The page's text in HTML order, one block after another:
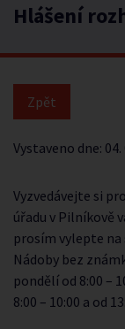
Hlášení
Vystaveno dne: 04.
Vyzvedávejte si
úřadu v Pilníkově
prosím vylepte
Nádoby bez
pondělí od 8:00 –
8:00 – 10:00 a od